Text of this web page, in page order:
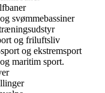
svømmebassiner
og friluftsliv
og ekstremsport
maritim sport.